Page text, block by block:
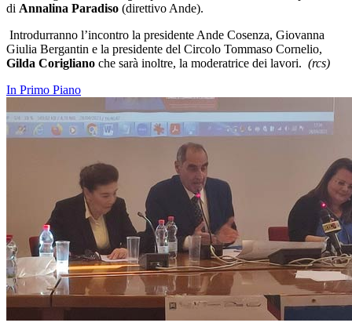
di Annalina Paradiso (direttivo Ande).
Introdurranno l’incontro la presidente Ande Cosenza, Giovanna
Giulia Bergantin e la presidente del Circolo Tommaso Cornelio,
Gilda Corigliano che sarà inoltre, la moderatrice dei lavori. (rcs)
In Primo Piano